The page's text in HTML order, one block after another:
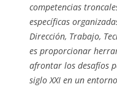
competencias
específicas
Dirección, Trabajo,
es proporcionar
afrontar los desafíos
siglo XXI en un